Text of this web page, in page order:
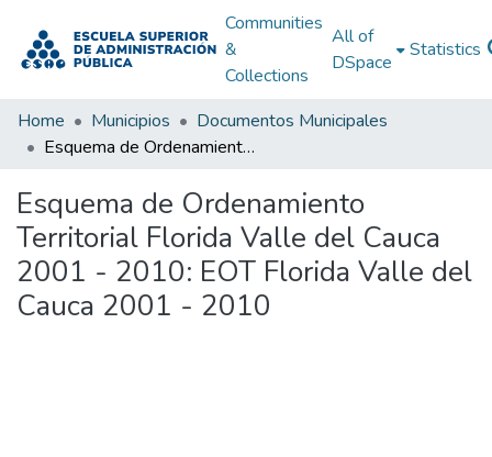
Communities
&
Collections
All of
DSpace
Statistics
Home Municipios
Documentos Municipales
Esquema de Ordenamiento Territorial Florida Valle del Cauca 2001 - 2010: EOT Florida Valle del Cauca 2001 - 2010
Esquema de Ordenamiento
Territorial Florida Valle del Cauca
2001 - 2010: EOT Florida Valle del
Cauca 2001 - 2010